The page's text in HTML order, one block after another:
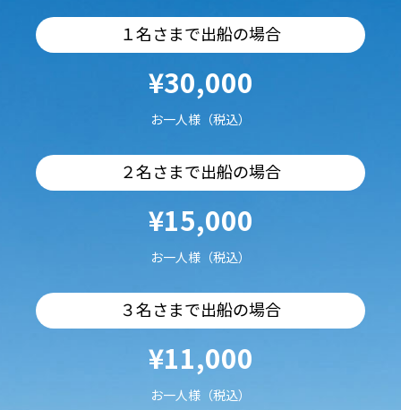
１名さまで出船の場合
¥30,000
お一人様（税込）
２名さまで出船の場合
¥15,000
お一人様（税込）
３名さまで出船の場合
¥11,000
お一人様（税込）